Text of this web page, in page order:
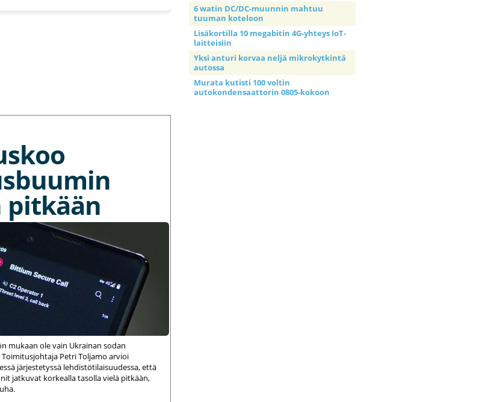
pitkään
mukaan ole vain Ukrainan sodan
Petri Toljamo arvioi
järjestetyssä lehdistötilaisuudessa, että
jatkuvat korkealla tasolla vielä pitkään,
6 watin DC/DC-muunnin mahtuu
tuuman koteloon
Lisäkortilla 10 megabitin 4G-yhteys IoT-
laitteisiin
Yksi anturi korvaa neljä mikrokytkintä
autossa
Murata kutisti 100 voltin
autokondensaattorin 0805-kokoon